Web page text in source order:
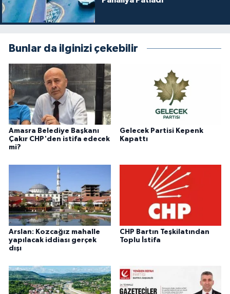
Bunlar da ilginizi çekebilir
Amasra Belediye Başkanı
Çakır CHP'den istifa edecek
mi?
Gelecek Partisi Kepenk
Kapattı
Arslan: Kozcağız mahalle
yapılacak iddiası gerçek
dışı
CHP Bartın Teşkilatından
Toplu İstifa